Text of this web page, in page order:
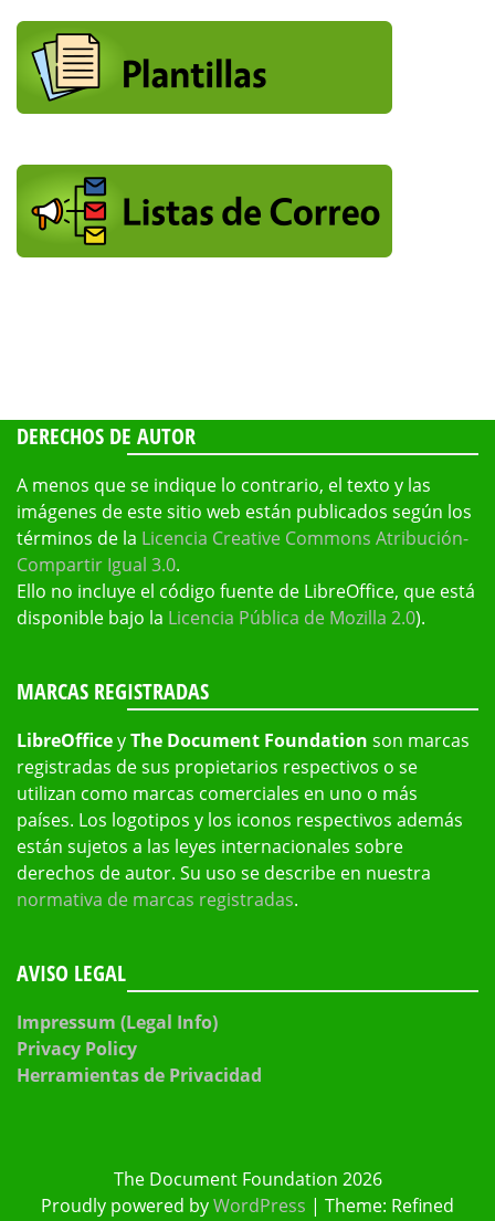
DERECHOS DE AUTOR
A menos que se indique lo contrario, el texto y las
imágenes de este sitio web están publicados según los
términos de la Licencia Creative Commons Atribución-
Compartir Igual 3.0.
Ello no incluye el código fuente de LibreOffice, que está
disponible bajo la Licencia Pública de Mozilla 2.0).
MARCAS REGISTRADAS
LibreOfficeyThe Document Foundation son marcas
registradas de sus propietarios respectivos o se
utilizan como marcas comerciales en uno o más
países. Los logotipos y los iconos respectivos además
están sujetos a las leyes internacionales sobre
derechos de autor. Su uso se describe en nuestra
normativa de marcas registradas.
AVISO LEGAL
Impressum (Legal Info)
Privacy Policy
Herramientas de Privacidad
The Document Foundation 2026
Proudly powered byWordPress | Theme: Refined